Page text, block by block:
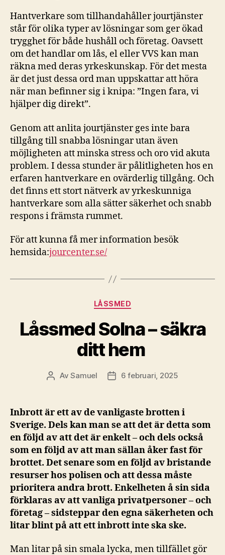
Hantverkare som tillhandahåller jourtjänster
står för olika typer av lösningar som ger ökad
trygghet för både hushåll och företag. Oavsett
om det handlar om lås, el eller VVS kan man
räkna med deras yrkeskunskap. För det mesta
är det just dessa ord man uppskattar att höra
när man befinner sig i knipa: ”Ingen fara, vi
hjälper dig direkt”.
Genom att anlita jourtjänster ges inte bara
tillgång till snabba lösningar utan även
möjligheten att minska stress och oro vid akuta
problem. I dessa stunder är pålitligheten hos en
erfaren hantverkare en ovärderlig tillgång. Och
det finns ett stort nätverk av yrkeskunniga
hantverkare som alla sätter säkerhet och snabb
respons i främsta rummet.
För att kunna få mer information besök
hemsida:jourcenter.se/
Kategorier
LÅSSMED
Låssmed Solna – säkra
ditt hem
Inläggsförfattare
AvSamuel Inläggsdatum
6 februari, 2025
Inbrott är ett av de vanligaste brotten i
Sverige. Dels kan man se att det är detta som
en följd av att det är enkelt – och dels också
som en följd av att man sällan åker fast för
brottet. Det senare som en följd av bristande
resurser hos polisen och att dessa måste
prioritera andra brott. Enkelheten å sin sida
förklaras av att vanliga privatpersoner – och
företag – sidsteppar den egna säkerheten och
litar blint på att ett inbrott inte ska ske.
Man litar på sin smala lycka, men tillfället gör